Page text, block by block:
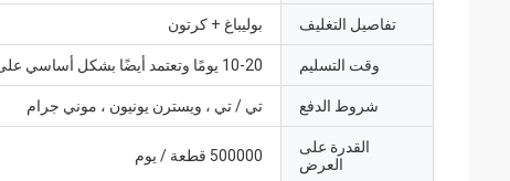
تفاصيل التغليف بوليباغ + كرتون
وقت التسليم 10-20 يومًا وتعتمد أيضًا بشكل أساسي على الكمية
شروط الدفع تي / تي ، ويسترن يونيون ، موني جرام
القدرة على
العرض
500000 قطعة / يوم